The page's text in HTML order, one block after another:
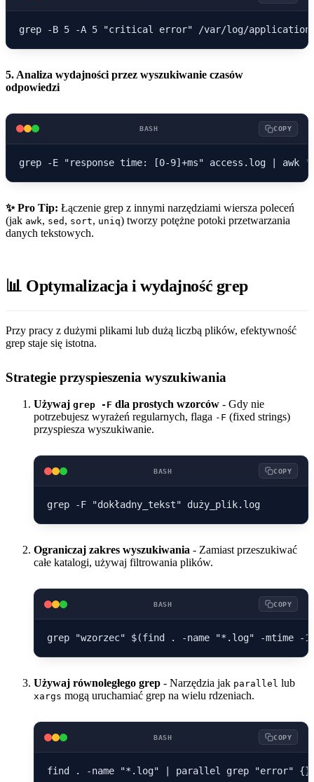
5. Analiza wydajności przez wyszukiwanie czasów
odpowiedzi
BASH COPY
✨ Pro Tip: Łączenie grep z innymi narzędziami wiersza poleceń
(jak awk, sed , sort, uniq) tworzy potężne potoki przetwarzania
danych tekstowych.
📊 Optymalizacja i wydajność grep
Przy pracy z dużymi plikami lub dużą liczbą plików, efektywność
grep staje się istotna.
Strategie przyspieszenia wyszukiwania
Używaj grep -F dla prostych wzorców - Gdy nie
potrzebujesz wyrażeń regularnych, flaga -F (fixed strings)
przyspiesza wyszukiwanie.
BASH COPY
Ograniczaj zakres wyszukiwania - Zamiast przeszukiwać
całe katalogi, używaj filtrowania plików.
BASH COPY
Używaj równoległego grep - Narzędzia jak parallel lub
xargs mogą uruchamiać grep na wielu rdzeniach.
BASH COPY